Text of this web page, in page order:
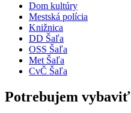
Dom kultúry
Mestská polícia
Knižnica
DD Šaľa
OSS Šaľa
Met Šaľa
CvČ Šaľa
Potrebujem vybaviť